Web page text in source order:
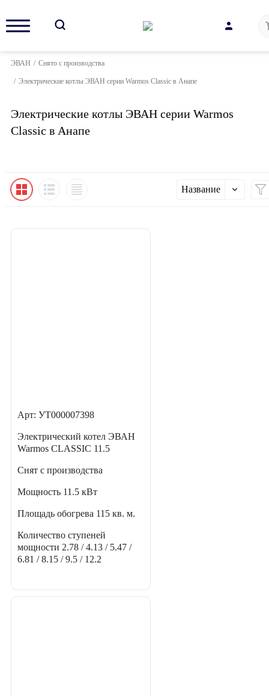
ЭВАН / Снято с производства
/ Электрические котлы ЭВАН серии Warmos Classic в Анапе
Электрические котлы ЭВАН серии Warmos
Classic в Анапе
Название
Арт: УТ000007398
Электрический котел ЭВАН
Warmos CLASSIC 11.5
Снят с производства
Мощность 11.5 кВт
Площадь обогрева 115 кв. м.
Количество ступеней
мощности 2.78 / 4.13 / 5.47 /
6.81 / 8.15 / 9.5 / 12.2